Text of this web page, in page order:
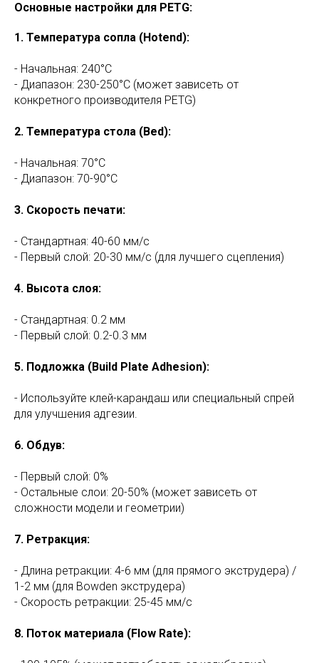
Основные настройки для PETG:
1.⁠ ⁠Температура сопла (Hotend):
- Начальная: 240°C
- Диапазон: 230-250°C (может зависеть от
конкретного производителя PETG)
2.⁠ ⁠Температура стола (Bed):
- Начальная: 70°C
- Диапазон: 70-90°C
3.⁠ ⁠Скорость печати:
- Стандартная: 40-60 мм/с
- Первый слой: 20-30 мм/с (для лучшего сцепления)
4.⁠ ⁠Высота слоя:
- Стандартная: 0.2 мм
- Первый слой: 0.2-0.3 мм
5.⁠ ⁠Подложка (Build Plate Adhesion):
- Используйте клей-карандаш или специальный спрей
для улучшения адгезии.
6.⁠ ⁠Обдув:
- Первый слой: 0%
- Остальные слои: 20-50% (может зависеть от
сложности модели и геометрии)
7.⁠ ⁠Ретракция:
- Длина ретракции: 4-6 мм (для прямого экструдера) /
1-2 мм (для Bowden экструдера)
- Скорость ретракции: 25-45 мм/с
8.⁠ ⁠Поток материала (Flow Rate):